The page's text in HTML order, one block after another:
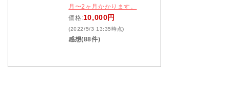
月〜2ヶ月かかります。
価格:10,000円
(2022/5/3 13:35時点)
感想(88件)